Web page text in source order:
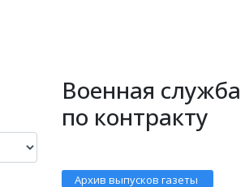
Военная служба
по контракту
Архив выпусков газеты